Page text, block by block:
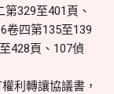
329至401頁、
卷四第135至139
428頁、107偵
利轉讓協議書，